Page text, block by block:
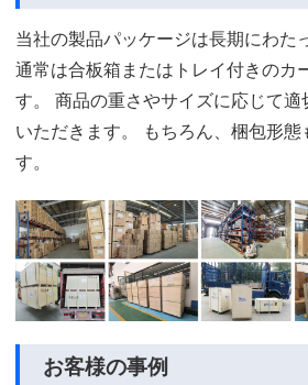
当社の製品パッケージは長期にわた
通常は合板箱またはトレイ付きのカ
す。 商品の重さやサイズに応じて
いただきます。 もちろん、梱包形態
す。
お客様の事例